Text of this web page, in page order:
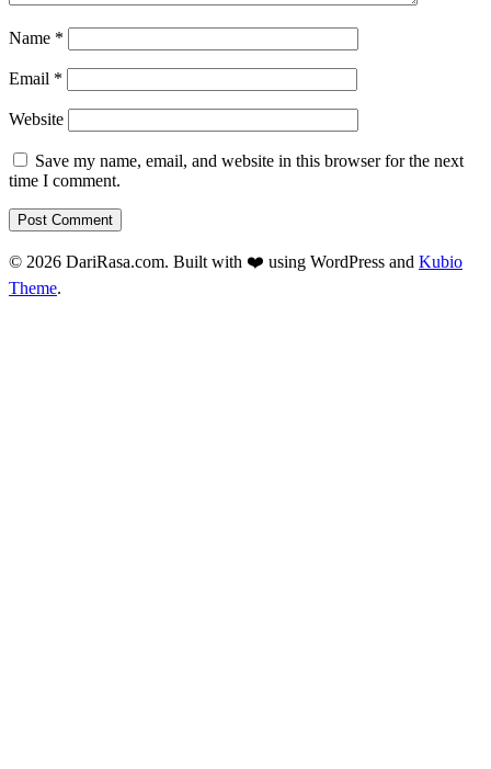
Name *
Email *
Website
Save my name, email, and website in this browser for the next
time I comment.
© 2026 DariRasa.com. Built with ❤️ using WordPress and Kubio
Theme.